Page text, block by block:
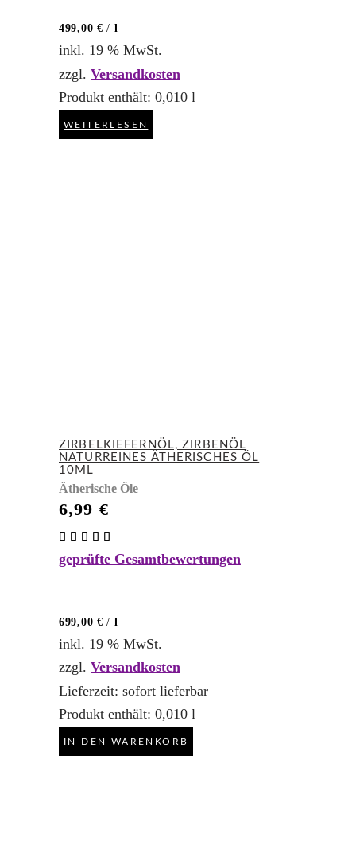
499,00 € / l
inkl. 19 % MwSt.
zzgl. Versandkosten
Produkt enthält: 0,010 l
WEITERLESEN
ZIRBELKIEFERNÖL, ZIRBENÖL
NATURREINES ÄTHERISCHES ÖL
10ML
Ätherische Öle
6,99 €
5.00
geprüfte Gesamtbewertungen
699,00 € / l
inkl. 19 % MwSt.
zzgl. Versandkosten
Lieferzeit: sofort lieferbar
Produkt enthält: 0,010 l
IN DEN WARENKORB